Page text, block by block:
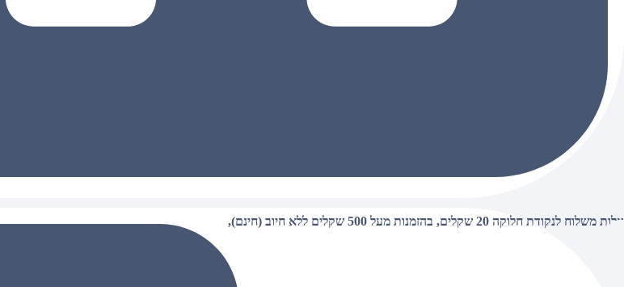
עלות משלוח לנקודת חלוקה 20 שקלים, בהזמנות מעל 500 שקלים ללא חיוב (חינם),